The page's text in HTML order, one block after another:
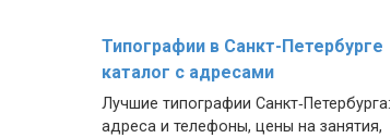
Типографии в Санкт-Петербурге
каталог с адресами
Лучшие типографии Санкт‑Петербурга:
адреса и телефоны, цены на занятия,